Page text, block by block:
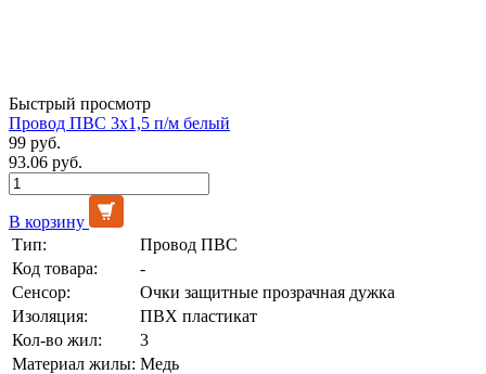
Быстрый просмотр
Провод ПВС 3х1,5 п/м белый
99 руб.
93.06 руб.
В корзину
Тип:
Провод ПВС
Код товара:
-
Сенсор:
Очки защитные прозрачная дужка
Изоляция:
ПВХ пластикат
Кол-во жил:
3
Материал жилы: Медь